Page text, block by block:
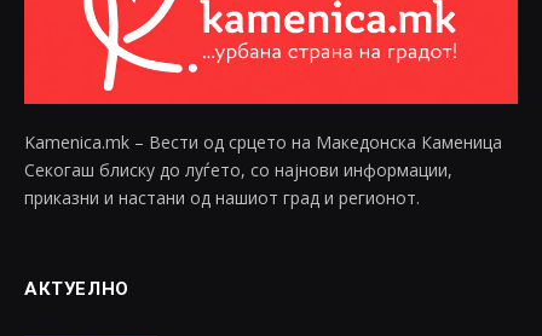
Kamenica.mk – Вести од срцето на Македонска Каменица
Секогаш блиску до луѓето, со најнови информации,
приказни и настани од нашиот град и регионот.
АКТУЕЛНО